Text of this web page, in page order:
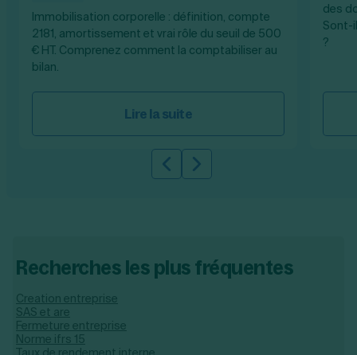
Immobilisation corporelle : définition, compte
2181, amortissement et vrai rôle du seuil de 500
€ HT. Comprenez comment la comptabiliser au
bilan.
Lire la suite
des
Sont-
?
Slide précédente
Slide suivante
Recherches les plus fréquentes
Creation entreprise
SAS et are
Fermeture entreprise
Norme ifrs 15